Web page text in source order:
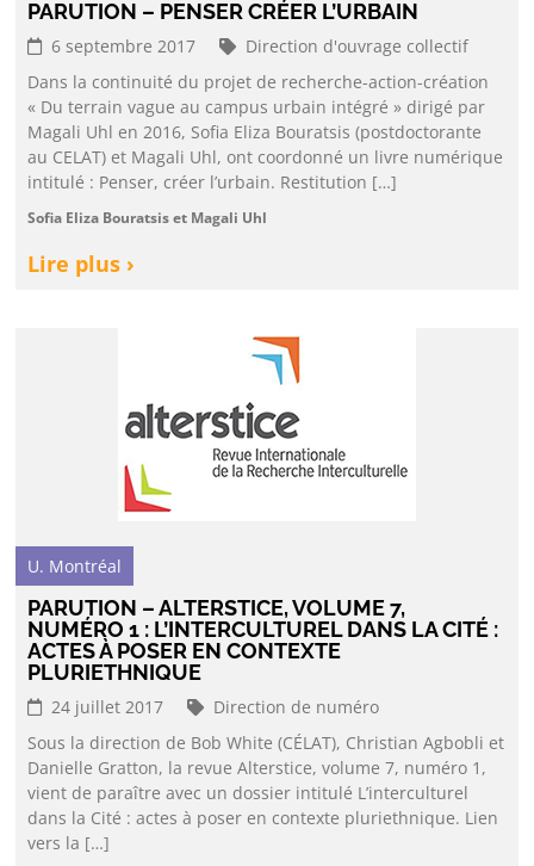
PARUTION – PENSER CRÉER L’URBAIN
6 septembre 2017
Direction d'ouvrage collectif
Dans la continuité du projet de recherche-action-création
« Du terrain vague au campus urbain intégré » dirigé par
Magali Uhl en 2016, Sofia Eliza Bouratsis (postdoctorante
au CELAT) et Magali Uhl, ont coordonné un livre numérique
intitulé : Penser, créer l’urbain. Restitution […]
Sofia Eliza Bouratsis et Magali Uhl
Lire plus ›
U. Montréal
PARUTION – ALTERSTICE, VOLUME 7,
NUMÉRO 1 : L’INTERCULTUREL DANS LA CITÉ :
ACTES À POSER EN CONTEXTE
PLURIETHNIQUE
24 juillet 2017
Direction de numéro
Sous la direction de Bob White (CÉLAT), Christian Agbobli et
Danielle Gratton, la revue Alterstice, volume 7, numéro 1,
vient de paraître avec un dossier intitulé L’interculturel
dans la Cité : actes à poser en contexte pluriethnique. Lien
vers la […]